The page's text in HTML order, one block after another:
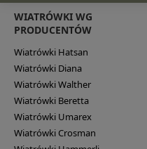
WIATRÓWKI WG
PRODUCENTÓW
Wiatrówki Hatsan
Wiatrówki Diana
Wiatrówki Walther
Wiatrówki Beretta
Wiatrówki Umarex
Wiatrówki Crosman